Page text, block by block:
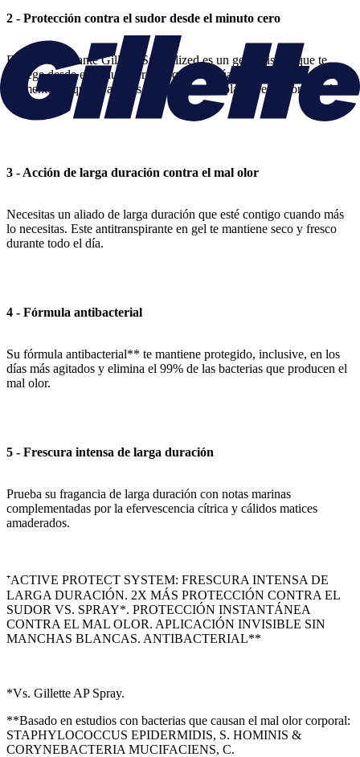
2 - Protección contra el sudor desde el minuto cero
El antitranspirante Gillette Specialized es un gel invisible que te
protege desde el minuto cero porque te actúa desde el primer
momento en que lo aplicas en tu piel, controlando el sudor y mal
3 - Acción de larga duración contra el mal olor
Necesitas un aliado de larga duración que esté contigo cuando más
lo necesitas. Este antitranspirante en gel te mantiene seco y fresco
durante todo el día.
4 - Fórmula antibacterial
Su fórmula antibacterial** te mantiene protegido, inclusive, en los
días más agitados y elimina el 99% de las bacterias que producen el
mal olor.
5 - Frescura intensa de larga duración
Prueba su fragancia de larga duración con notas marinas
complementadas por la efervescencia cítrica y cálidos matices
amaderados.
⁺ACTIVE PROTECT SYSTEM: FRESCURA INTENSA DE
LARGA DURACIÓN. 2X MÁS PROTECCIÓN CONTRA EL
SUDOR VS. SPRAY*. PROTECCIÓN INSTANTÁNEA
CONTRA EL MAL OLOR. APLICACIÓN INVISIBLE SIN
MANCHAS BLANCAS. ANTIBACTERIAL**
*Vs. Gillette AP Spray.
**Basado en estudios con bacterias que causan el mal olor corporal:
STAPHYLOCOCCUS EPIDERMIDIS, S. HOMINIS &
CORYNEBACTERIA MUCIFACIENS, C.